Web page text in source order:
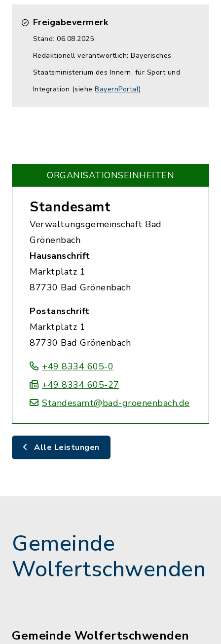
Freigabevermerk
Stand: 06.08.2025
Redaktionell verantwortlich: Bayerisches
Staatsministerium des Innern, für Sport und
Integration (siehe BayernPortal)
ORGANISATIONS­EINHEITEN
Standesamt
Verwaltungsgemeinschaft Bad
Grönenbach
Hausanschrift
Marktplatz 1
87730 Bad Grönenbach
Postanschrift
Marktplatz 1
87730 Bad Grönenbach
+49 8334 605-0
+49 8334 605-27
Standesamt@bad-groenenbach.de
Alle Leistungen
Gemeinde
Wolfertschwenden
Gemeinde Wolfertschwenden